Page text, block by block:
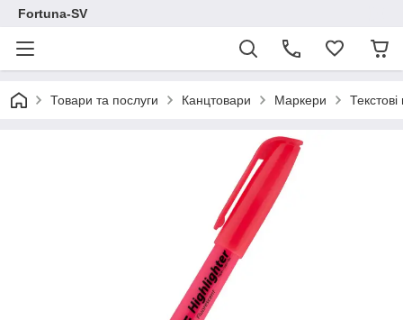
Fortuna-SV
Товари та послуги Канцтовари Маркери